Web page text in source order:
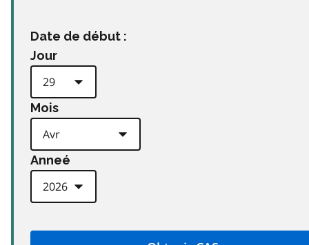
Date de début :
Jour
Mois
Anneé